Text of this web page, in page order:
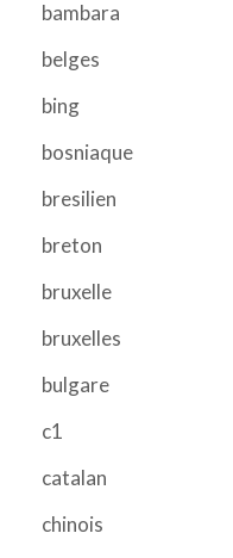
bambara
belges
bing
bosniaque
bresilien
breton
bruxelle
bruxelles
bulgare
c1
catalan
chinois